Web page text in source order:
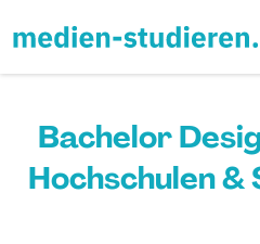
Bachelor
Hochschulen &